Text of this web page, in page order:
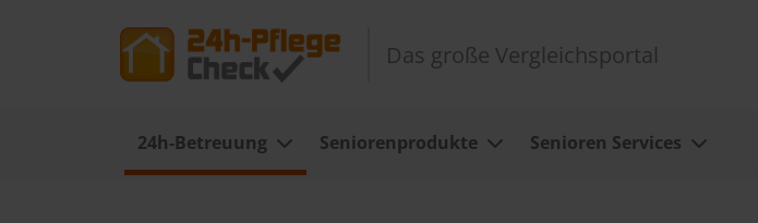
Das große Vergleichsportal
24h-Betreuung Seniorenprodukte Senioren Services